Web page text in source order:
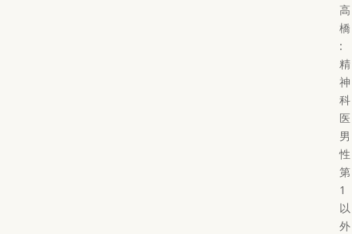
高
橋
:
精
神
科
医
男
性
第
1
以
外